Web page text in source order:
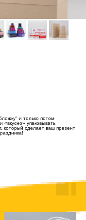
и только потом
«вкусно» упаковывать
который сделает ваш презент